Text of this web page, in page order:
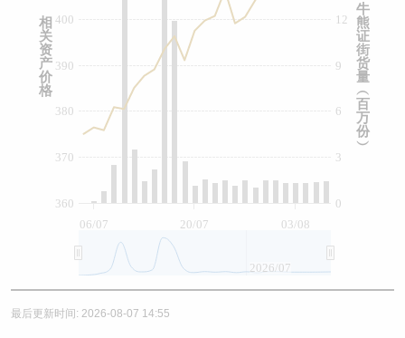
06/07 20/07 03/08
0
3
6
9
12
360
370
380
390
400
2026/07
牛
熊
证
街
货
量
︵
百
万
份
︶
相
关
资
产
价
格
最后更新时间: 2026-08-07 14:55
牛熊证文件及公告 (瑞信)
收市竞价变化